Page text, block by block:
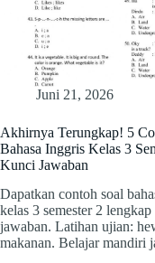
Juni 21, 2026
Akhirnya Terungkap! 5
Bahasa Inggris Kelas 3
Kunci Jawaban
Dapatkan contoh soal
kelas 3 semester 2
jawaban. Latihan ujian:
makanan. Belajar mandiri